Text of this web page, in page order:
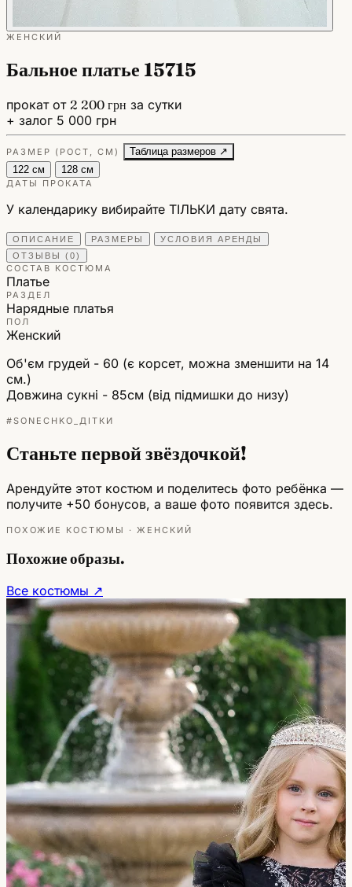
ЖЕНСКИЙ
Бальное платье 15715
прокат от 2 200 грн за сутки
+ залог 5 000 грн
РАЗМЕР (РОСТ, СМ)
Таблица размеров ↗
122 см
128 см
ДАТЫ ПРОКАТА
У календарику вибирайте ТІЛЬКИ дату свята.
ОПИСАНИЕ РАЗМЕРЫ
УСЛОВИЯ АРЕНДЫ
ОТЗЫВЫ (0)
СОСТАВ КОСТЮМА
Платье
РАЗДЕЛ
Нарядные платья
ПОЛ
Женский
Об'єм грудей - 60 (є корсет, можна зменшити на 14
см.)
Довжина сукні - 85см (від підмишки до низу)
#SONECHKO_ДІТКИ
Станьте первой звёздочкой!
Арендуйте этот костюм и поделитесь фото ребёнка —
получите +50 бонусов, а ваше фото появится здесь.
ПОХОЖИЕ КОСТЮМЫ · ЖЕНСКИЙ
Похожие образы.
Все костюмы ↗